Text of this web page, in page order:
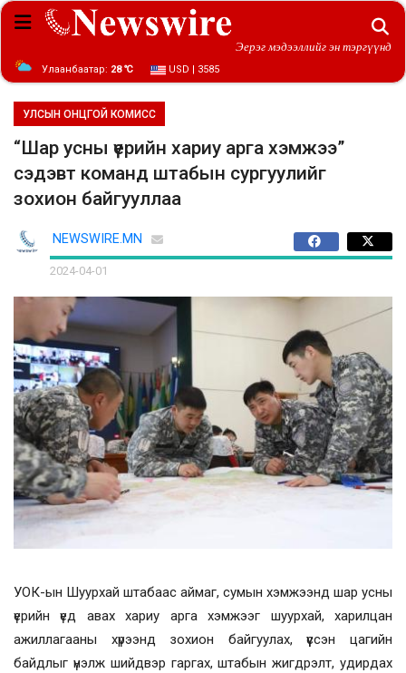
Эерэг мэдээллийг эн тэргүүнд
Улаанбаатар: 28 ℃ USD | 3585
УЛСЫН ОНЦГОЙ КОМИСС
“Шар усны үерийн хариу арга хэмжээ”
сэдэвт команд штабын сургуулийг
зохион байгууллаа
NEWSWIRE.MN
2024-04-01
УОК-ын Шуурхай штабаас аймаг, сумын хэмжээнд шар усны
үерийн үед авах хариу арга хэмжээг шуурхай, харилцан
ажиллагааны хүрээнд зохион байгуулах, үүссэн цагийн
байдлыг үнэлж шийдвэр гаргах, штабын жигдрэлт, удирдах